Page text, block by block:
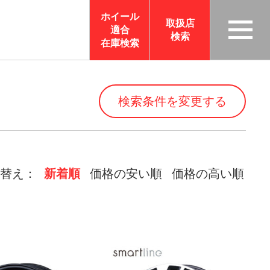
ホイール
適合
在庫検索
取扱店
検索
検索条件を変更する
え： 新着順 価格の安い順 価格の高い順
TAS
CO
OR
ATI
ON
トメ